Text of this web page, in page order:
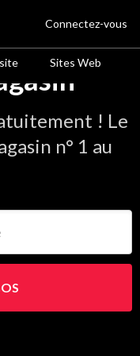
Sites Web
Connectez-vous
! Le
n° 1 au